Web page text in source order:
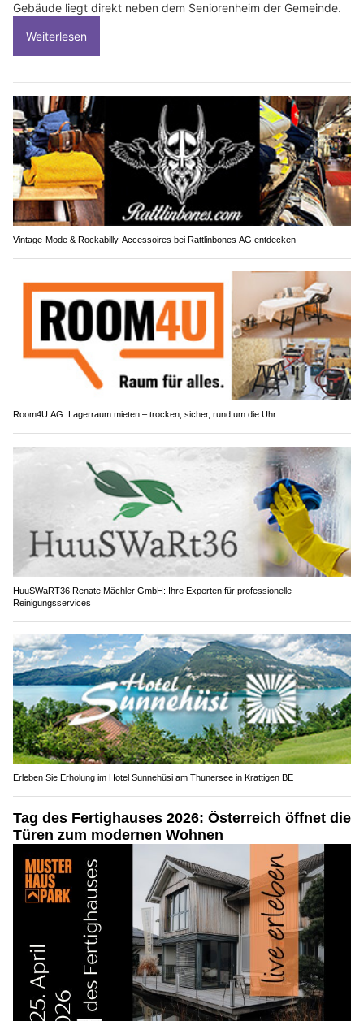
Gebäude liegt direkt neben dem Seniorenheim der Gemeinde.
Weiterlesen
Vintage-Mode & Rockabilly-Accessoires bei Rattlinbones AG entdecken
Room4U AG: Lagerraum mieten – trocken, sicher, rund um die Uhr
HuuSWaRT36 Renate Mächler GmbH: Ihre Experten für professionelle
Reinigungsservices
Erleben Sie Erholung im Hotel Sunnehüsi am Thunersee in Krattigen BE
Tag des Fertighauses 2026: Österreich öffnet die
Türen zum modernen Wohnen